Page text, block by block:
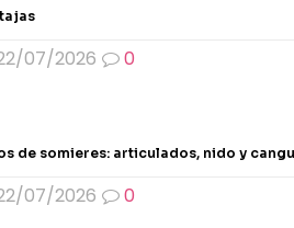
07/2026 0
de somieres: articulados, nido y
07/2026 0